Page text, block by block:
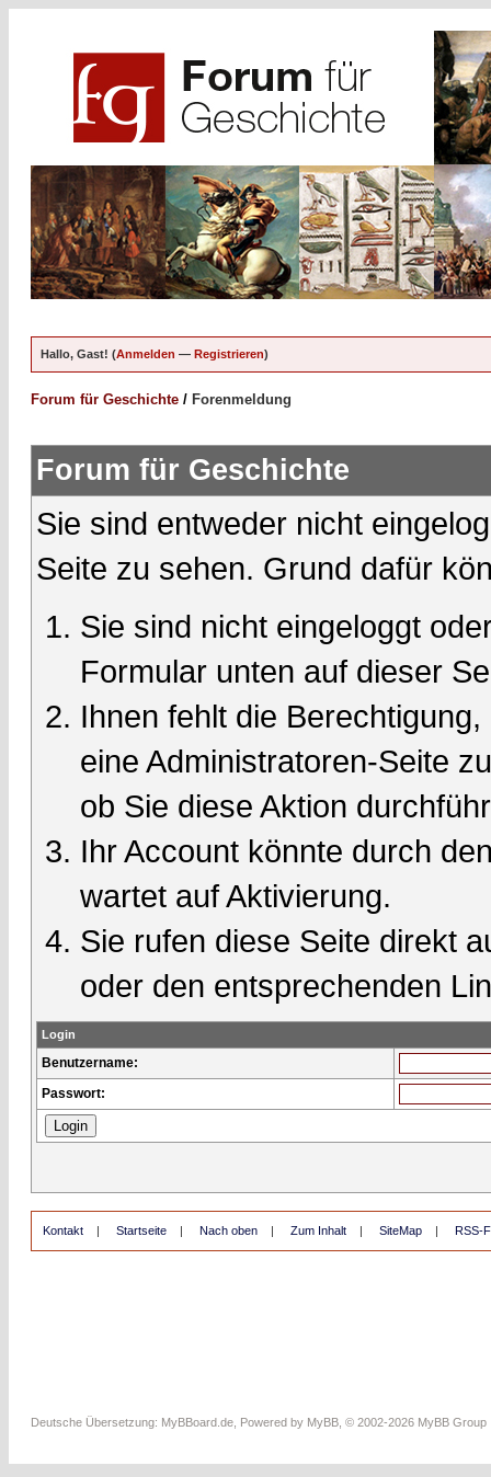
Hallo, Gast! (Anmelden — Registrieren)
Forum für Geschichte / Forenmeldung
Forum für Geschichte
Sie sind entweder nicht
Seite zu sehen. Grund dafür
Sie sind nicht eingeloggt
Formular unten auf dieser
Ihnen fehlt die
eine Administratoren-Seite
ob Sie diese Aktion
Ihr Account könnte durch
wartet auf Aktivierung.
Sie rufen diese Seite direkt
oder den entsprechenden
Login
Benutzername:
Passwort:
Kontakt | Startseite | Nach oben | Zum Inhalt | SiteMap | RSS-
Deutsche Übersetzung: MyBBoard.de , Powered by MyBB , © 2002-2026 MyBB Group